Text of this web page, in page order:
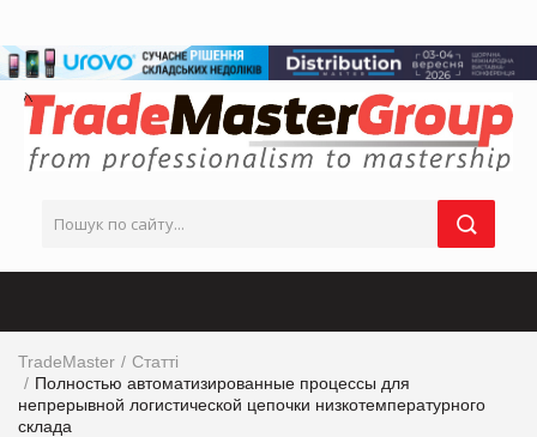
TradeMaster
Статті
Полностью автоматизированные процессы для
непрерывной логистической цепочки низкотемпературного
склада